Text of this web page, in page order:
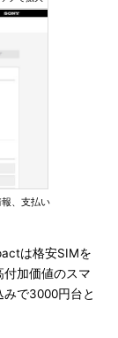
、支払い
は格安SIMを
付加価値のスマ
みで3000円台と